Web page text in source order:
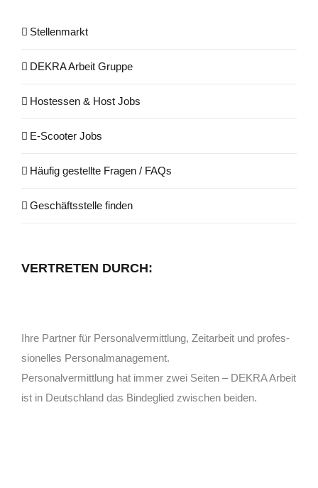
Stel­len­markt
DEKRA Arbeit Gruppe
Hos­tes­sen & Host Jobs
E‑Scooter Jobs
Häu­fig gestell­te Fra­gen / FAQs
Geschäfts­stel­le finden
VER­TRE­TEN DURCH:
Ihre Part­ner für Personal­vermittlung, Zeit­arbeit und pro­fes­
sio­nel­les Personalmanagement.
Per­so­nal­ver­mitt­lung hat immer zwei Sei­ten – DEKRA Arbeit
ist in Deutsch­land das Binde­glied zwi­schen beiden.